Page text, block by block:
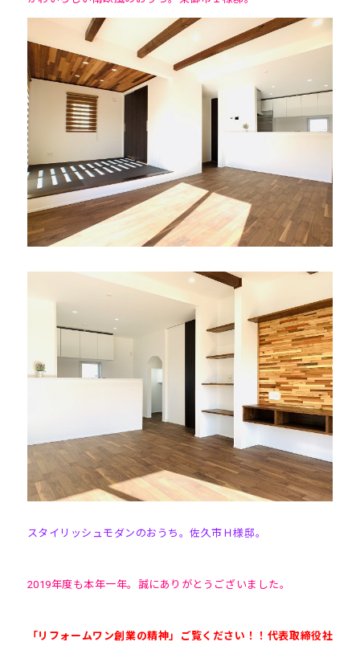
スタイリッシュモダンのおうち。佐久市Ｈ様邸。
2019年度も本年一年。誠にありがとうございました。
「リフォームワン創業の精神」ご覧ください！！代表取締役社